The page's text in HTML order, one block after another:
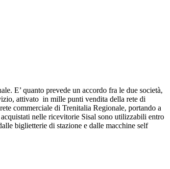
E’ quanto prevede un accordo fra le due società,
attivato in mille punti vendita della rete di
commerciale di Trenitalia Regionale, portando a
nelle ricevitorie Sisal sono utilizzabili entro
biglietterie di stazione e dalle macchine self